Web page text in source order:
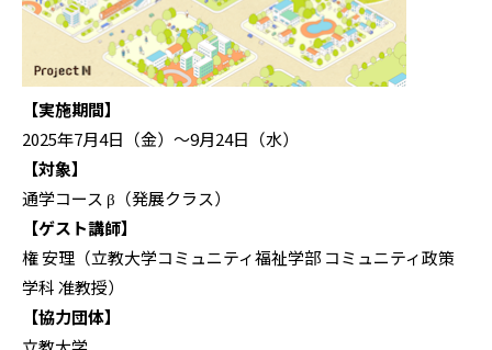
【実施期間】
2025年7月4日（金）〜9月24日（水）
【対象】
通学コース β（発展クラス）
【ゲスト講師】
権 安理（立教大学コミュニティ福祉学部 コミュニティ政策
学科 准教授）
【協力団体】